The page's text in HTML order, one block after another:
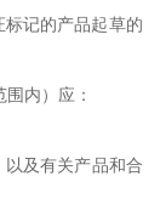
记的产品起草的
内）应：
及有关产品和合